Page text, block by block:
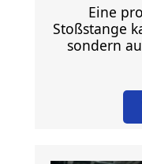
Eine
Stoßstange
sondern